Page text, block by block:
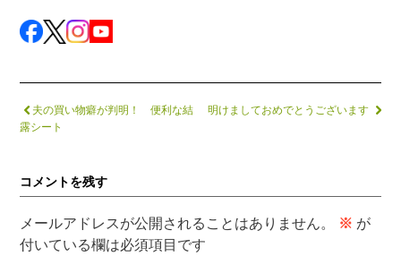
夫の買い物癖が判明！ 便利な結
露シート
明けましておめでとうございます
コメントを残す
メールアドレスが公開されることはありません。 ※ が
付いている欄は必須項目です